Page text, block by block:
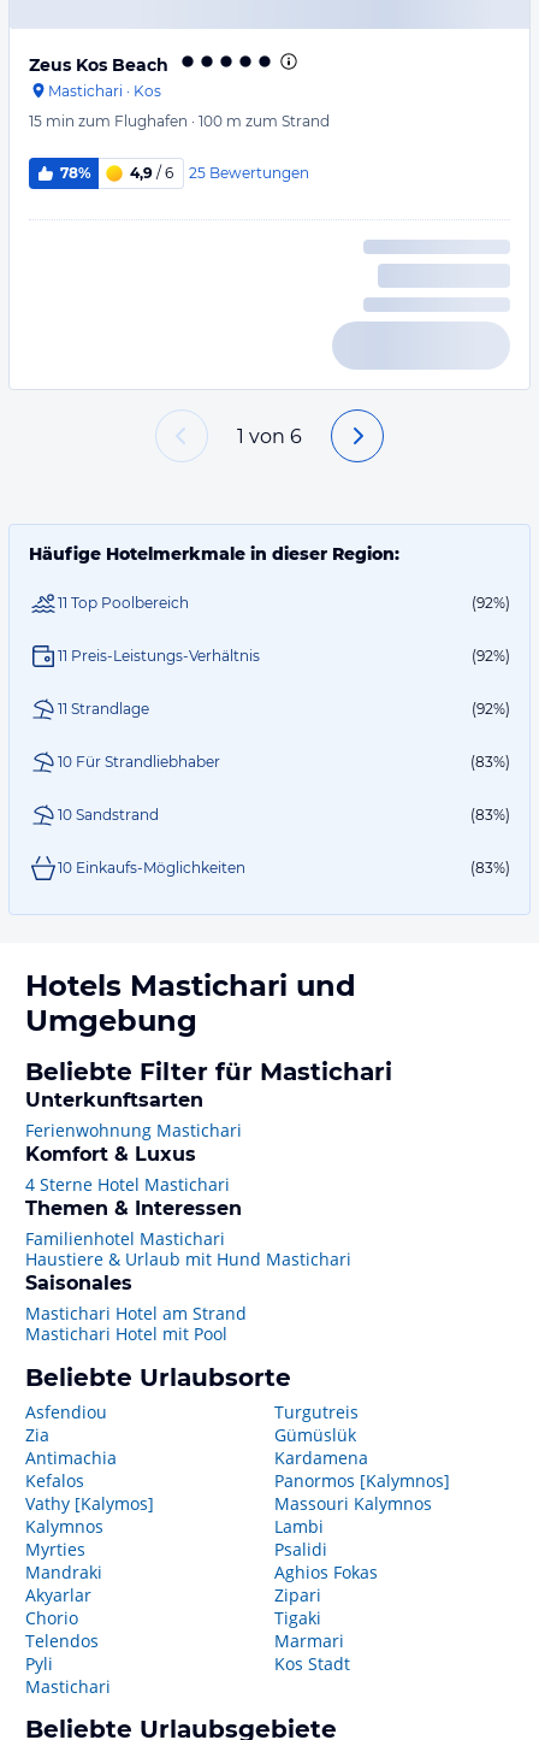
Zeus Kos Beach
Mastichari · Kos
15 min zum Flughafen · 100 m zum Strand
78% 4,9 / 6 25 Bewertungen
1 von 6
Häufige Hotelmerkmale in dieser Region:
11 Top Poolbereich (92%)
11 Preis-Leistungs-Verhältnis (92%)
11 Strandlage (92%)
10 Für Strandliebhaber (83%)
10 Sandstrand (83%)
10 Einkaufs-Möglichkeiten (83%)
Hotels Mastichari und
Umgebung
Beliebte Filter für Mastichari
Unterkunftsarten
Ferienwohnung Mastichari
Komfort & Luxus
4 Sterne Hotel Mastichari
Themen & Interessen
Familienhotel Mastichari
Haustiere & Urlaub mit Hund Mastichari
Saisonales
Mastichari Hotel am Strand
Mastichari Hotel mit Pool
Beliebte Urlaubsorte
Asfendiou
Zia
Antimachia
Kefalos
Vathy [Kalymos]
Kalymnos
Myrties
Mandraki
Akyarlar
Chorio
Telendos
Pyli
Mastichari
Turgutreis
Gümüslük
Kardamena
Panormos [Kalymnos]
Massouri Kalymnos
Lambi
Psalidi
Aghios Fokas
Zipari
Tigaki
Marmari
Kos Stadt
Beliebte Urlaubsgebiete